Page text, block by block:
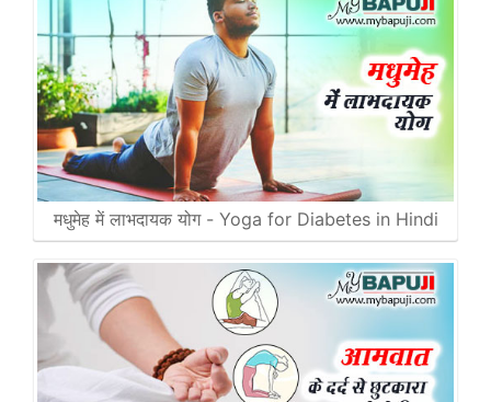
मधुमेह में लाभदायक योग - Yoga for Diabetes in Hindi